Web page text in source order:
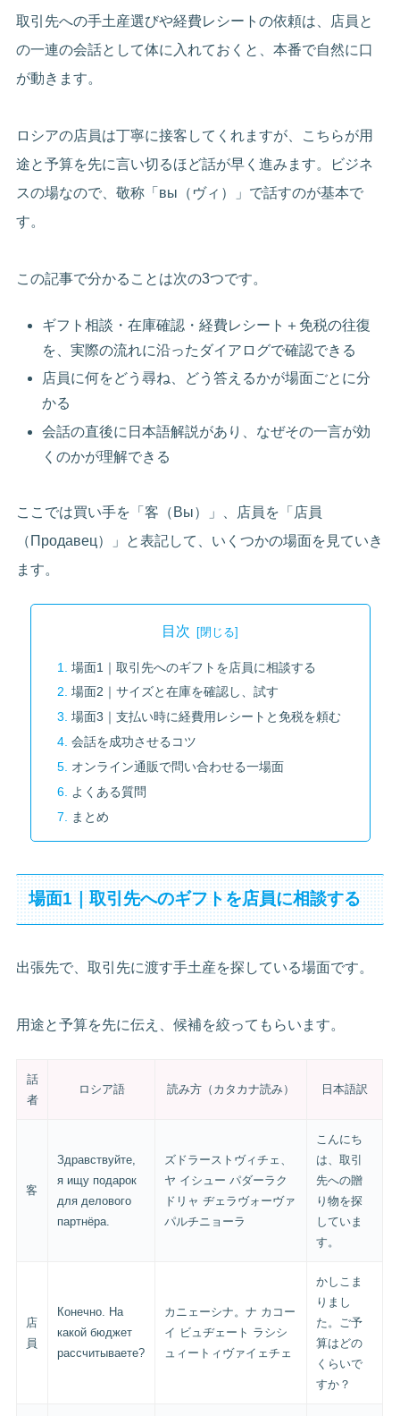
取引先への手土産選びや経費レシートの依頼は、店員と
の一連の会話として体に入れておくと、本番で自然に口
が動きます。
ロシアの店員は丁寧に接客してくれますが、こちらが用
途と予算を先に言い切るほど話が早く進みます。ビジネ
スの場なので、敬称「вы（ヴィ）」で話すのが基本で
す。
この記事で分かることは次の3つです。
ギフト相談・在庫確認・経費レシート＋免税の往復
を、実際の流れに沿ったダイアログで確認できる
店員に何をどう尋ね、どう答えるかが場面ごとに分
かる
会話の直後に日本語解説があり、なぜその一言が効
くのかが理解できる
ここでは買い手を「客（Вы）」、店員を「店員
（Продавец）」と表記して、いくつかの場面を見ていき
ます。
目次
場面1｜取引先へのギフトを店員に相談する
場面2｜サイズと在庫を確認し、試す
場面3｜支払い時に経費用レシートと免税を頼む
会話を成功させるコツ
オンライン通販で問い合わせる一場面
よくある質問
まとめ
場面1｜取引先へのギフトを店員に相談する
出張先で、取引先に渡す手土産を探している場面です。
用途と予算を先に伝え、候補を絞ってもらいます。
話
者
ロシア語 読み方（カタカナ読み） 日本語訳
客
Здравствуйте,
я ищу подарок
для делового
партнёра.
ズドラーストヴィチェ、
ヤ イシュー パダーラク
ドリャ ヂェラヴォーヴァ
パルチニョーラ
こんにち
は、取引
先への贈
り物を探
していま
す。
店
員
Конечно. На
какой бюджет
рассчитываете?
カニェーシナ。ナ カコー
イ ビュヂェート ラシシ
ュィートィヴァイェチェ
かしこま
りまし
た。ご予
算はどの
くらいで
すか？